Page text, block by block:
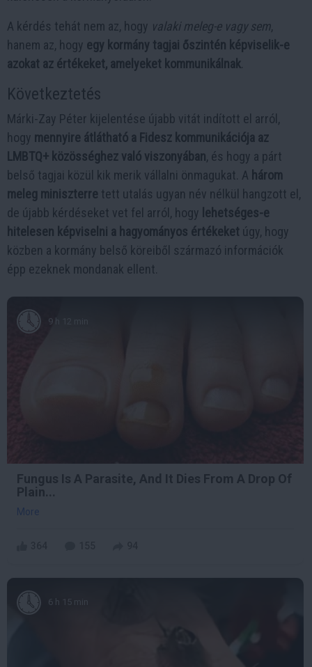
A kérdés tehát nem az, hogy valaki meleg-e vagy sem,
hanem az, hogy egy kormány tagjai őszintén képviselik-e
azokat az értékeket, amelyeket kommunikálnak
Következtetés
Márki-Zay Péter kijelentése újabb vitát indított el arról,
hogy mennyire átlátható a Fidesz kommunikációja az
LMBTQ+ közösséghez való viszonyában, és hogy a párt
belső tagjai közül kik merik vállalni önmagukat. A három
meleg miniszterre tett utalás ugyan név nélkül hangzott el,
de újabb kérdéseket vet fel arról, hogy lehetséges-e
hitelesen képviselni a hagyományos értékeket úgy, hogy
közben a kormány belső köreiből származó információk
épp ezeknek mondanak ellent.
9 h 12 min
Fungus Is A Parasite, And It Dies From A Drop Of
Plain...
More
6 h 15 min